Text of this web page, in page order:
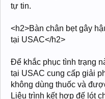
tự tin.
<h2>Bàn chân bẹt gây
tại USAC</h2>
Để khắc phục tình trạng
tại USAC cung cấp giải
không dùng thuốc và
Liệu trình kết hợp đế lót